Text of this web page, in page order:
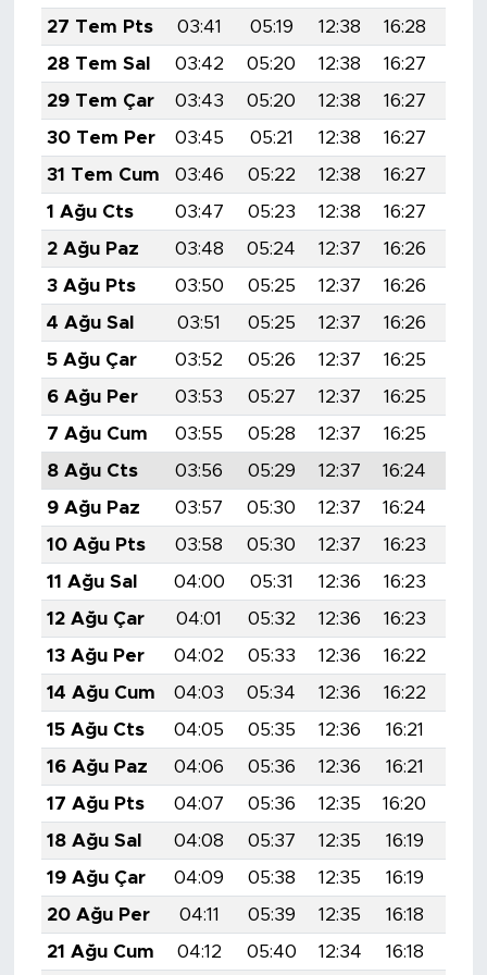
27 Tem Pts
03:41 05:19 12:38 16:28
28 Tem Sal
03:42 05:20 12:38 16:27
29 Tem Çar
03:43 05:20 12:38 16:27
30 Tem Per
03:45 05:21 12:38 16:27
31 Tem Cum
03:46 05:22 12:38 16:27
1 Ağu Cts
03:47 05:23 12:38 16:27
2 Ağu Paz
03:48 05:24 12:37 16:26
3 Ağu Pts
03:50 05:25 12:37 16:26
4 Ağu Sal
03:51 05:25 12:37 16:26
5 Ağu Çar
03:52 05:26 12:37 16:25
6 Ağu Per
03:53 05:27 12:37 16:25
7 Ağu Cum
03:55 05:28 12:37 16:25
8 Ağu Cts
03:56 05:29 12:37 16:24
9 Ağu Paz
03:57 05:30 12:37 16:24
10 Ağu Pts
03:58 05:30 12:37 16:23
11 Ağu Sal
04:00 05:31 12:36 16:23
12 Ağu Çar
04:01 05:32 12:36 16:23
13 Ağu Per
04:02 05:33 12:36 16:22
14 Ağu Cum
04:03 05:34 12:36 16:22
15 Ağu Cts
04:05 05:35 12:36 16:21
16 Ağu Paz
04:06 05:36 12:36 16:21
17 Ağu Pts
04:07 05:36 12:35 16:20
18 Ağu Sal
04:08 05:37 12:35 16:19
19 Ağu Çar
04:09 05:38 12:35 16:19
20 Ağu Per
04:11 05:39 12:35 16:18
21 Ağu Cum
04:12 05:40 12:34 16:18